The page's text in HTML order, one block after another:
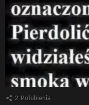
2 Polubienia